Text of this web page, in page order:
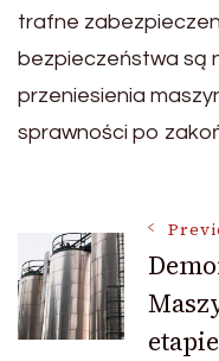
trafne
bezpieczeństwa są
przeniesienia
sprawności po
Post
etapie